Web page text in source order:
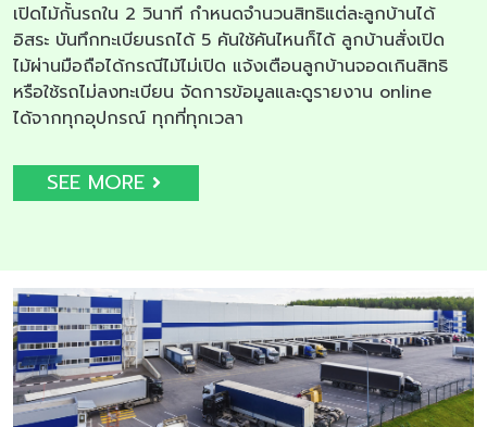
เปิดไม้กั้นรถใน 2 วินาที กำหนดจำนวนสิทธิแต่ละลูกบ้านได้
อิสระ บันทึกทะเบียนรถได้ 5 คันใช้คันไหนก็ได้ ลูกบ้านสั่งเปิด
ไม้ผ่านมือถือได้กรณีไม้ไม่เปิด แจ้งเตือนลูกบ้านจอดเกินสิทธิ
หรือใช้รถไม่ลงทะเบียน จัดการข้อมูลและดูรายงาน online
ได้จากทุกอุปกรณ์ ทุกที่ทุกเวลา
SEE MORE